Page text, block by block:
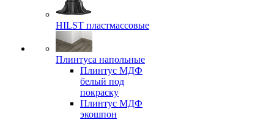
HILST пластмассовые
Плинтуса напольные
Плинтус МДФ
белый под
покраску
Плинтус МДФ
экошпон